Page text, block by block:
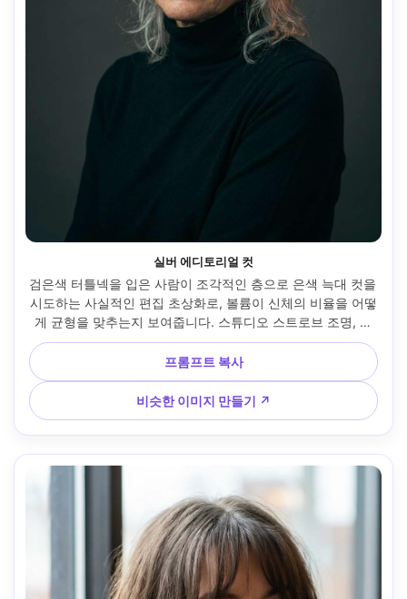
실버 에디토리얼 컷
검은색 터틀넥을 입은 사람이 조각적인 층으로 은색 늑대 컷을
시도하는 사실적인 편집 초상화로, 볼륨이 신체의 비율을 어떻
게 균형을 맞추는지 보여줍니다. 스튜디오 스트로브 조명, 캐
논 R3, 85mm f/2, 중앙 구성, 하이 패션 무드, 사실적인 피부
질감, 산뜻한 헤어 디테일, 미묘한 청록색-오렌지색 그레이드,
프레임에 자연스럽게 드레이핑된 의복 --ar 4:5
프롬프트 복사
비슷한 이미지 만들기 ↗